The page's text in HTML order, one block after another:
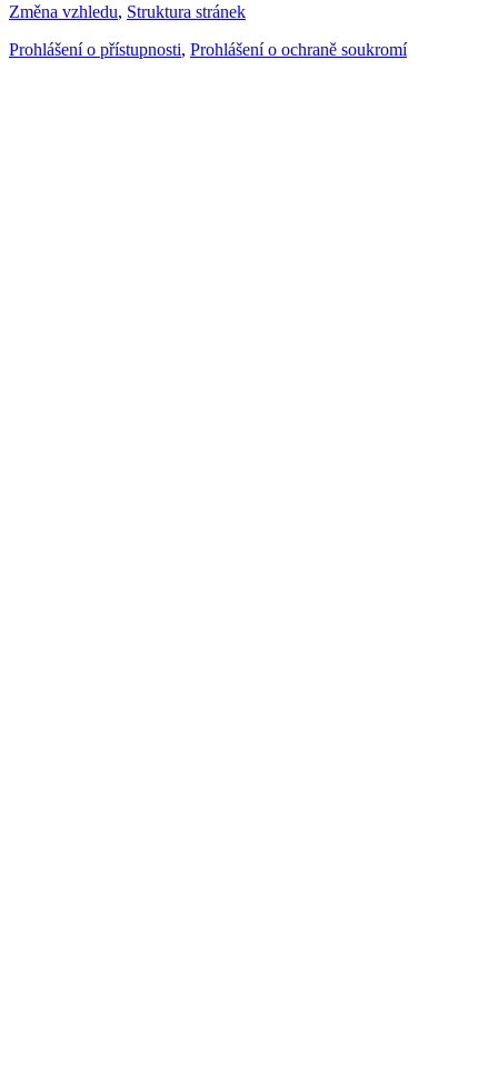
Změna vzhledu, Struktura stránek
Prohlášení o přístupnosti, Prohlášení o ochraně soukromí